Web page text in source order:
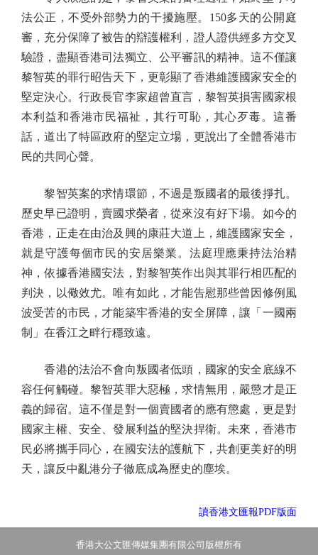
法公正，不受外部勢力的干擾施壓。150多天的公開庭
審，充分保障了被告的辯護權利，證人證供經多方交叉
驗證，盡顯香港司法獨立、公平審訊的精神。這不僅讓
黎智英的罪行昭告天下，更彰顯了香港維護國家安全的
堅定決心。行政長官李家超曾直言，黎智英損害國家根
本利益和香港市民福祉，其行可恥，其心歹毒。這番
話，道出了特區政府的堅定立場，更說出了全體香港市
民的共同心聲。
黎智英案的求情環節，不過是叛國者的最後掙扎。
歷史早已證明，賣國求榮者，從來沒有好下場。如今的
香港，正走在由治及興的康莊大道上，維護國家安全，
就是守護每個市民的安居樂業。法庭理應秉持法治精
神，依據香港國安法，對黎智英作出與其罪行相匹配的
判決，以儆效尤。唯有如此，才能告慰那些曾因修例風
波受苦的市民，才能築牢香港的安全屏障，讓「一國兩
制」在香江之畔行穩致遠。
香港的法治不會向叛國者低頭，國家的安全底線不
容任何觸碰。黎智英罪大惡極，求情無用，嚴懲才是正
義的歸宿。這不僅是對一個賣國者的應有懲處，更是對
國家主權、安全、發展利益的堅決捍衛。未來，香港市
民必將攜手同心，在國安法的護航下，共創更美好的明
天，讓反中亂港分子徹底成為歷史的塵埃。
讀香港文匯報PDF版面
香港大公文匯傳媒集團有限公司版權所有